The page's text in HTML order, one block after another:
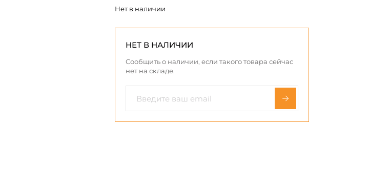
Нет в наличии
НЕТ В НАЛИЧИИ
Сообщить о наличии, если такого товара сейчас
нет на складе.